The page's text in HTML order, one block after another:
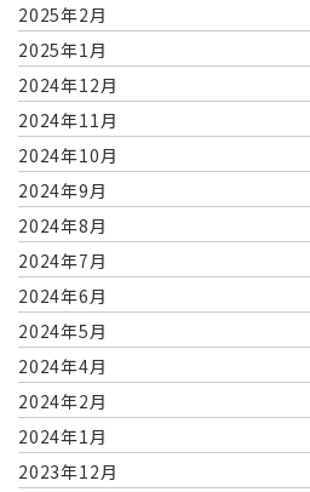
2025年2月
2025年1月
2024年12月
2024年11月
2024年10月
2024年9月
2024年8月
2024年7月
2024年6月
2024年5月
2024年4月
2024年2月
2024年1月
2023年12月